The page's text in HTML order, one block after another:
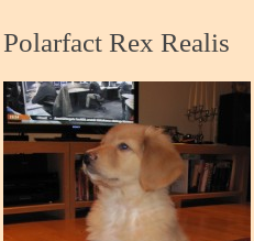
Polarfact Rex Realis